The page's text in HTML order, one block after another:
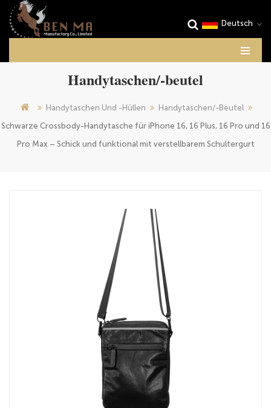
Deutsch
Handytaschen/-beutel
Handytaschen Und -hüllen
Handytaschen/-Beutel
Schwarze Crossbody-Handytasche für iPhone 16, 16 Plus, 16 Pro und 16
Pro Max – Schick und funktional mit verstellbarem Schultergurt